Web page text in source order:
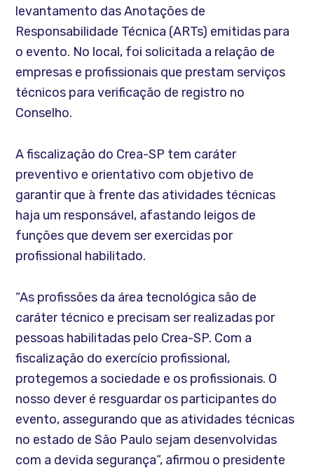
levantamento das Anotações de
Responsabilidade Técnica (ARTs) emitidas para
o evento. No local, foi solicitada a relação de
empresas e profissionais que prestam serviços
técnicos para verificação de registro no
Conselho.
A fiscalização do Crea-SP tem caráter
preventivo e orientativo com objetivo de
garantir que à frente das atividades técnicas
haja um responsável, afastando leigos de
funções que devem ser exercidas por
profissional habilitado.
“As profissões da área tecnológica são de
caráter técnico e precisam ser realizadas por
pessoas habilitadas pelo Crea-SP. Com a
fiscalização do exercício profissional,
protegemos a sociedade e os profissionais. O
nosso dever é resguardar os participantes do
evento, assegurando que as atividades técnicas
no estado de São Paulo sejam desenvolvidas
com a devida segurança”, afirmou o presidente